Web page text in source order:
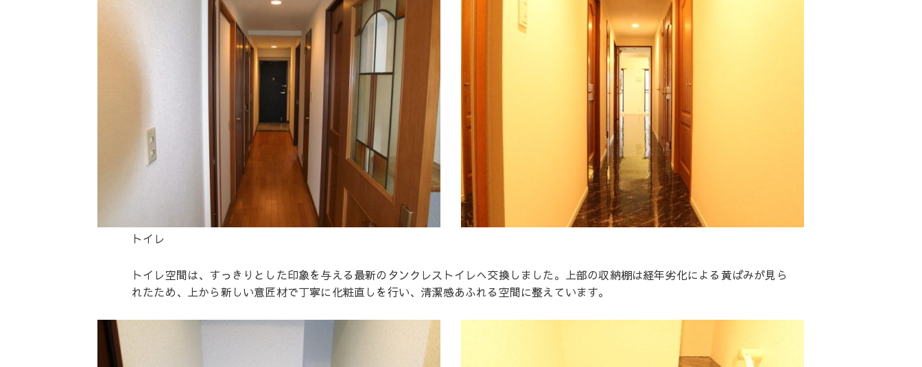
トイレ
トイレ空間は、すっきりとした印象を与える最新のタンクレストイレへ交換しました。上部の収納棚は経年劣化による黄ばみが見ら
れたため、上から新しい意匠材で丁寧に化粧直しを行い、清潔感あふれる空間に整えています。